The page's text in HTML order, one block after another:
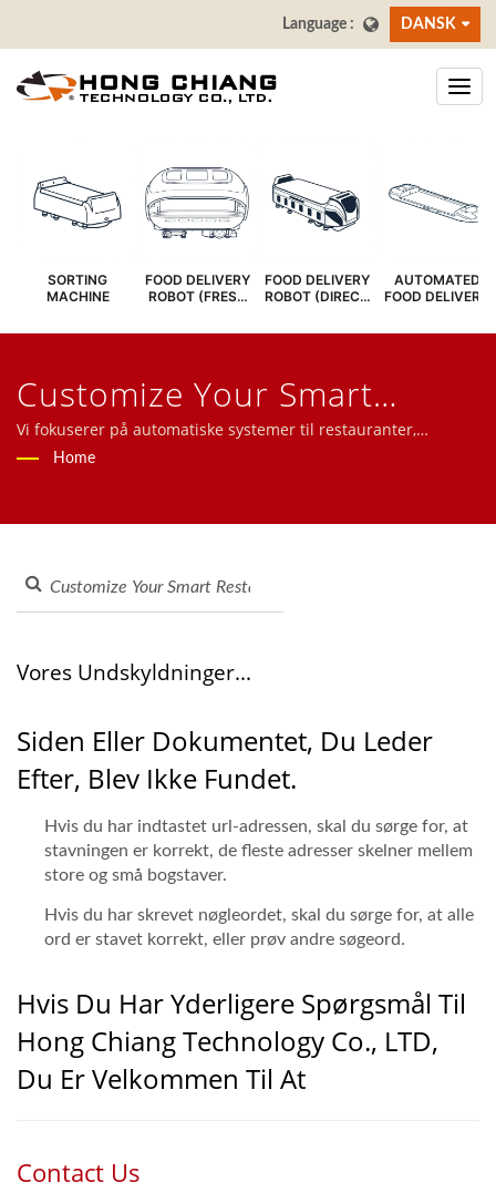
DANSK
SORTING
MACHINE
FOOD DELIVERY
ROBOT (FRESH
FOOD DELIVERY
ROBOT (DIRECT
AUTOMATED
FOOD DELIVERY
Customize Your Smart
RestaurantSøgt | Sushi Bar
Madleveringsbånd
Producent | Hong Chiang
Vi fokuserer på automatiske systemer til restauranter,
herunder madleveringsrobotter, højhastighedstogsystemer,
Home
Vores Undskyldninger...
Siden Eller Dokumentet, Du Leder
Efter, Blev Ikke Fundet.
Hvis du har indtastet url-adressen, skal du sørge for, at
stavningen er korrekt, de fleste adresser skelner mellem
store og små bogstaver.
Hvis du har skrevet nøgleordet, skal du sørge for, at alle
ord er stavet korrekt, eller prøv andre søgeord.
Hvis Du Har Yderligere Spørgsmål Til
Hong Chiang Technology Co., LTD,
Du Er Velkommen Til At